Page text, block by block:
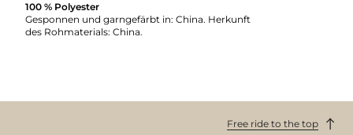
100 % Polyester
Gesponnen und garngefärbt in: China. Herkunft
des Rohmaterials: China.
Free ride to the top